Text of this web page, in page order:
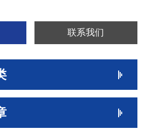
联系我们